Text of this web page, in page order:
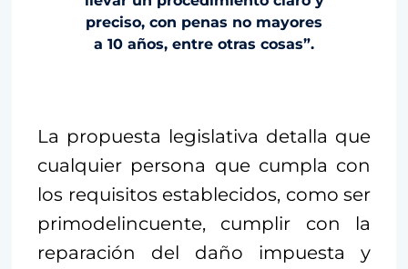
preciso, con penas no mayores
a 10 años, entre otras cosas”.
La propuesta legislativa detalla que
cualquier persona que cumpla con
los requisitos establecidos, como ser
primodelincuente, cumplir con la
reparación del daño impuesta y